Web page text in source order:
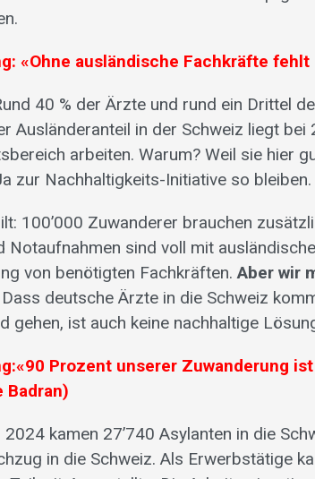
«Ohne auslän­dische Fachkräfte
40 % der Ärzte und rund ein Drittel
Ausländeranteil in der Schweiz liegt bei
arbeiten. Warum? Weil sie hier
zur Nachhaltigkeits-Initiative so bleiben.
100’000 Zuwanderer brauchen
Notaufnahmen sind voll mit
von benötigten Fachkräften.Aber wir
Dass deutsche Ärzte in die Schweiz
gehen, ist auch keine nachhaltige
Prozent unserer Zuwanderung
Badran)
2024 kamen 27’740 Asylanten in die
in die Schweiz. Als Erwerbstätige